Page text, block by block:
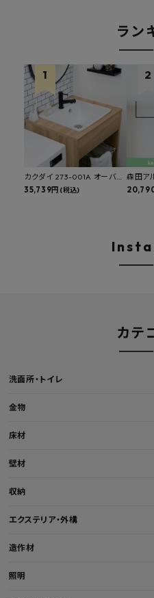
ラン
カクダイ 273-001A オーバー
カウンタースロップシンク 選
35,739円 (税込)
森田ア
け物干
カテ
洗面所・トイレ
金物
床材
壁材
収納
エクステリア・外構
造作材
照明